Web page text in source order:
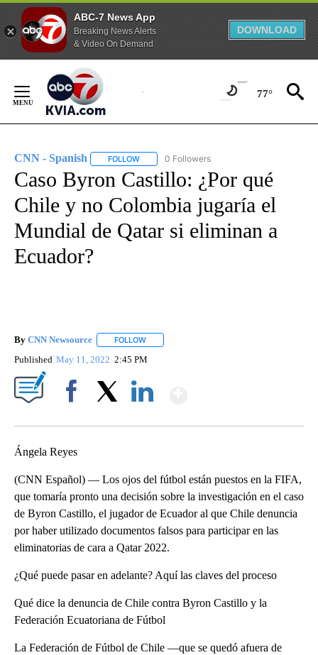
ABC-7 News App
Breaking News Alerts
& Video On Demand
DOWNLOAD
Content
77°
CNN - Spanish FOLLOW FOLLOW "CNN - SPANISH" TO RECEIVE
0 Followers
Caso Byron Castillo: ¿Por qué
Chile y no Colombia jugaría el
Mundial de Qatar si eliminan a
Ecuador?
By CNN Newsource FOLLOW
Published May 11, 2022 2:45 PM
Ángela Reyes
(CNN Español) — Los ojos del fútbol están puestos en la FIFA,
que tomaría pronto una decisión sobre la investigación en el caso
de Byron Castillo, el jugador de Ecuador al que Chile denuncia
por haber utilizado documentos falsos para participar en las
eliminatorias de cara a Qatar 2022.
¿Qué puede pasar en adelante? Aquí las claves del proceso
Qué dice la denuncia de Chile contra Byron Castillo y la
Federación Ecuatoriana de Fútbol
La Federación de Fútbol de Chile —que se quedó afuera de